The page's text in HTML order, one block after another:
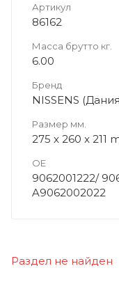
Артикул
86162
Масса брутто кг.
6.00
Бренд
NISSENS
Размер мм.
275 x 260 x 211
OE
9062001222/
A9062002022
Раздел не найден